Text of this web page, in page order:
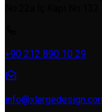
+90 212 890 10 29